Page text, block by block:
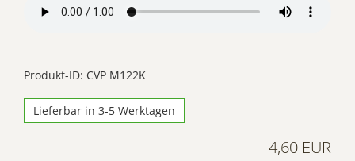
Ihren Aktivitäten
und stimmen Sie der
zu, um dieses Video
Produkt-ID: CVP M122K
Lieferbar in 3-5 Werktagen
4,60 EUR